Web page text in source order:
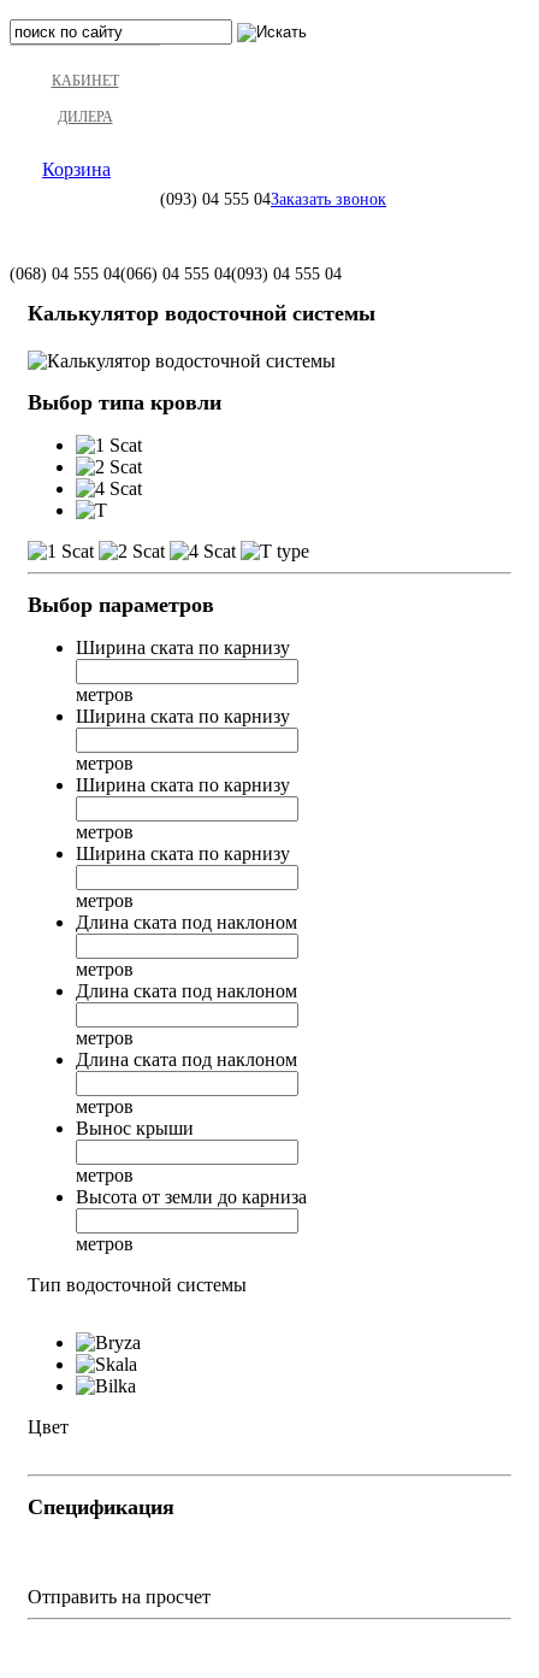
КАБИНЕТ
ДИЛЕРА
Корзина
(093) 04 555 04Заказать звонок
(068) 04 555 04(066) 04 555 04(093) 04 555 04
Калькулятор водосточной системы
Выбор типа кровли
Выбор параметров
Ширина ската по карнизу
метров
Ширина ската по карнизу
метров
Ширина ската по карнизу
метров
Ширина ската по карнизу
метров
Длина ската под наклоном
метров
Длина ската под наклоном
метров
Длина ската под наклоном
метров
Вынос крыши
метров
Высота от земли до карниза
метров
Тип водосточной системы
Цвет
Спецификация
Отправить на просчет